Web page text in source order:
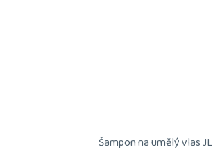
Šampon na umělý vlas JL